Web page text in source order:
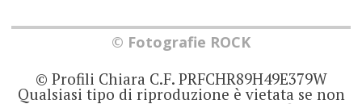
© Fotografie ROCK
© Profili Chiara C.F. PRFCHR89H49E379W
Qualsiasi tipo di riproduzione è vietata se non